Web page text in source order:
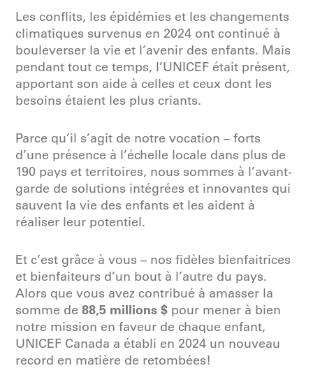
Les conflits, les épidémies et les changements
climatiques survenus en 2024 ont continué à
bouleverser la vie et l’avenir des enfants. Mais
pendant tout ce temps, l’UNICEF était présent,
apportant son aide à celles et ceux dont les
besoins étaient les plus criants.
Parce qu’il s’agit de notre vocation – forts
d’une présence à l’échelle locale dans plus de
190 pays et territoires, nous sommes à l’avant-
garde de solutions intégrées et innovantes qui
sauvent la vie des enfants et les aident à
réaliser leur potentiel.
Et c’est grâce à vous – nos fidèles bienfaitrices
et bienfaiteurs d’un bout à l’autre du pays.
Alors que vous avez contribué à amasser la
somme de88,5 millions $ pour mener à bien
notre mission en faveur de chaque enfant,
UNICEF Canada a établi en 2024 un nouveau
record en matière de retombées!